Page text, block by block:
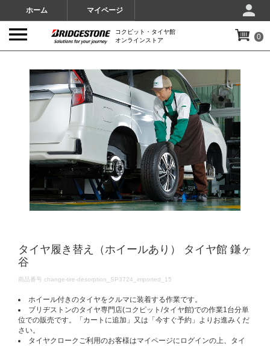
ホーム マイページ
コクピット・タイヤ館
オンラインストア
0
タイヤ履き替え（ホイールあり） タイヤ館 鎌ヶ
谷
DETAILS
商品番号 change-tire-desorption_SP3724_imported_15
ホイール付きのタイヤをクルマに装着する作業です。
ブリヂストンのタイヤ専門店(コクピット/タイヤ館)での作業1台分単
位での販売です。「カートに追加」又は「今すぐ予約」よりお進みくだ
さい。
タイヤクロークご利用のお客様はマイページにログインの上、タイ